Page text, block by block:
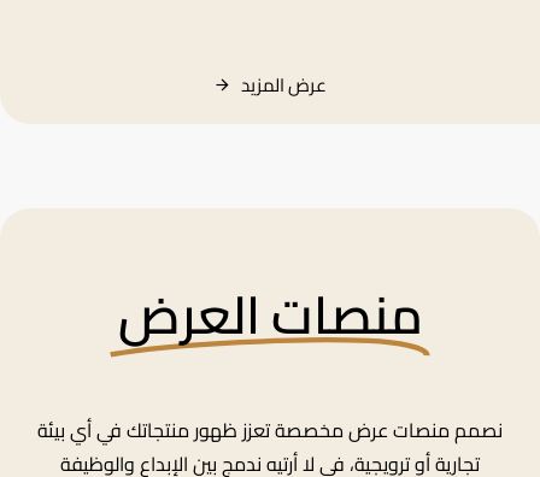
عرضالمزيد
منصات العرض
نصمم منصات عرض مخصصة تعزز ظهور منتجاتك في أي بيئة
تجارية أو ترويجية، في لا أرتيه ندمج بين الإبداع والوظيفة